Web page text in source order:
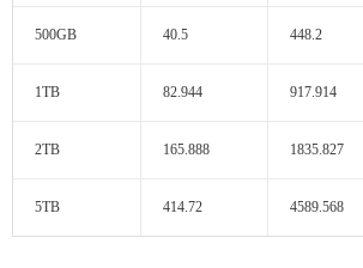
500GB 40.5 448.2
1TB 82.944 917.914
2TB 165.888 1835.827
5TB 414.72 4589.568